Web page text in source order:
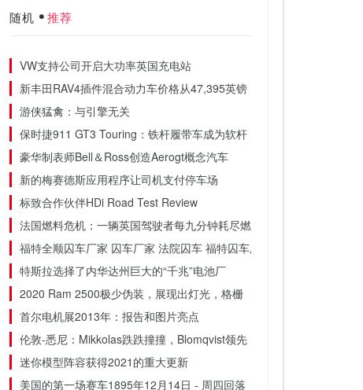
随机 推荐
VW支持公司开启大功率英国充电站
新丰田RAV4插件混合动力车价格从47,395英镑
游侠猛禽：与引擎无关
保时捷911 GT3 Touring：铁杆履带车成为软杆
豪华制表师Bell＆Ross创造Aerogt概念汽车
新的梅赛德斯应用程序让司机支付停车场
标致合作伙伴HDi Road Test Review
法国燃料危机：一辆英国驾驶者每九分钟耗尽燃料
福特全顺囚车厂家 囚车厂家 法院囚车 福特囚车厂家
特斯拉选择了内华达州巨大的“千兆”电池厂
2020 Ram 2500极少伪装，展现出灯光，格栅
首尔电机展2013年：报告和图片亮点
伦敦-悉尼：Mikkolas跌跌撞撞，Blomqvist领先
迷你模型阵容获得2021的重大更新
美国的第一场赛车1895年12月14日 - 周四回落